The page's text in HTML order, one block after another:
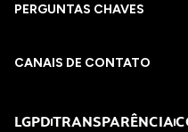
PERGUNTAS CHAVES​
CANAIS DE CONTATO
LGPDTRANSPARÊNCIA